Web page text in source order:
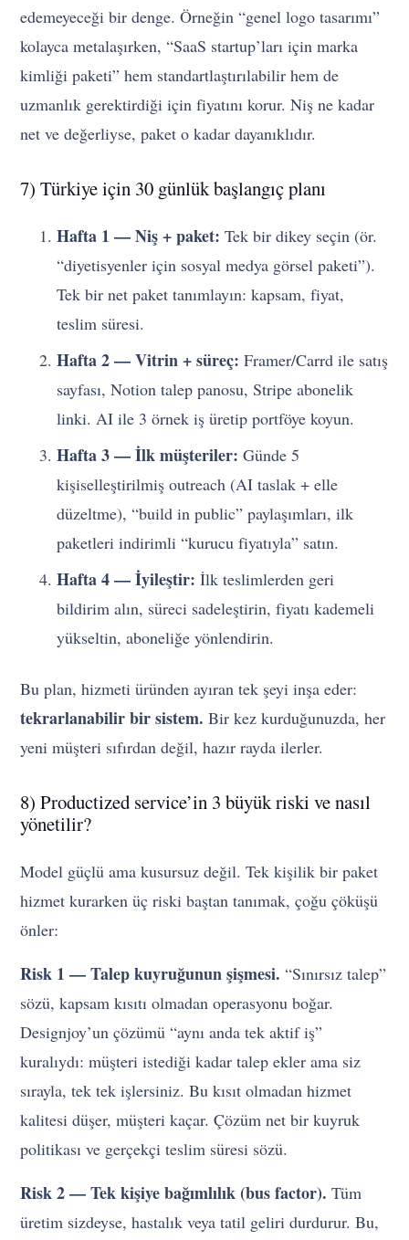
edemeyeceği bir denge. Örneğin “genel logo tasarımı”
kolayca metalaşırken, “SaaS startup’ları için marka
kimliği paketi” hem standartlaştırılabilir hem de
uzmanlık gerektirdiği için fiyatını korur. Niş ne kadar
net ve değerliyse, paket o kadar dayanıklıdır.
7) Türkiye için 30 günlük başlangıç planı
Hafta 1 — Niş + paket: Tek bir dikey seçin (ör.
“diyetisyenler için sosyal medya görsel paketi”).
Tek bir net paket tanımlayın: kapsam, fiyat,
teslim süresi.
Hafta 2 — Vitrin + süreç: Framer/Carrd ile satış
sayfası, Notion talep panosu, Stripe abonelik
linki. AI ile 3 örnek iş üretip portföye koyun.
Hafta 3 — İlk müşteriler: Günde 5
kişiselleştirilmiş outreach (AI taslak + elle
düzeltme), “build in public” paylaşımları, ilk
paketleri indirimli “kurucu fiyatıyla” satın.
Hafta 4 — İyileştir: İlk teslimlerden geri
bildirim alın, süreci sadeleştirin, fiyatı kademeli
yükseltin, aboneliğe yönlendirin.
Bu plan, hizmeti üründen ayıran tek şeyi inşa eder:
tekrarlanabilir bir sistem. Bir kez kurduğunuzda, her
yeni müşteri sıfırdan değil, hazır rayda ilerler.
8) Productized service’in 3 büyük riski ve nasıl
yönetilir?
Model güçlü ama kusursuz değil. Tek kişilik bir paket
hizmet kurarken üç riski baştan tanımak, çoğu çöküşü
önler:
Risk 1 — Talep kuyruğunun şişmesi. “Sınırsız talep”
sözü, kapsam kısıtı olmadan operasyonu boğar.
Designjoy’un çözümü “aynı anda tek aktif iş”
kuralıydı: müşteri istediği kadar talep ekler ama siz
sırayla, tek tek işlersiniz. Bu kısıt olmadan hizmet
kalitesi düşer, müşteri kaçar. Çözüm net bir kuyruk
politikası ve gerçekçi teslim süresi sözü.
Risk 2 — Tek kişiye bağımlılık (bus factor). Tüm
üretim sizdeyse, hastalık veya tatil geliri durdurur. Bu,